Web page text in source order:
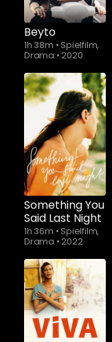
Beyto
1h 38m • Spielfilm,
Drama •2020
Something You
Said Last Night
1h 36m • Spielfilm,
Drama •2022